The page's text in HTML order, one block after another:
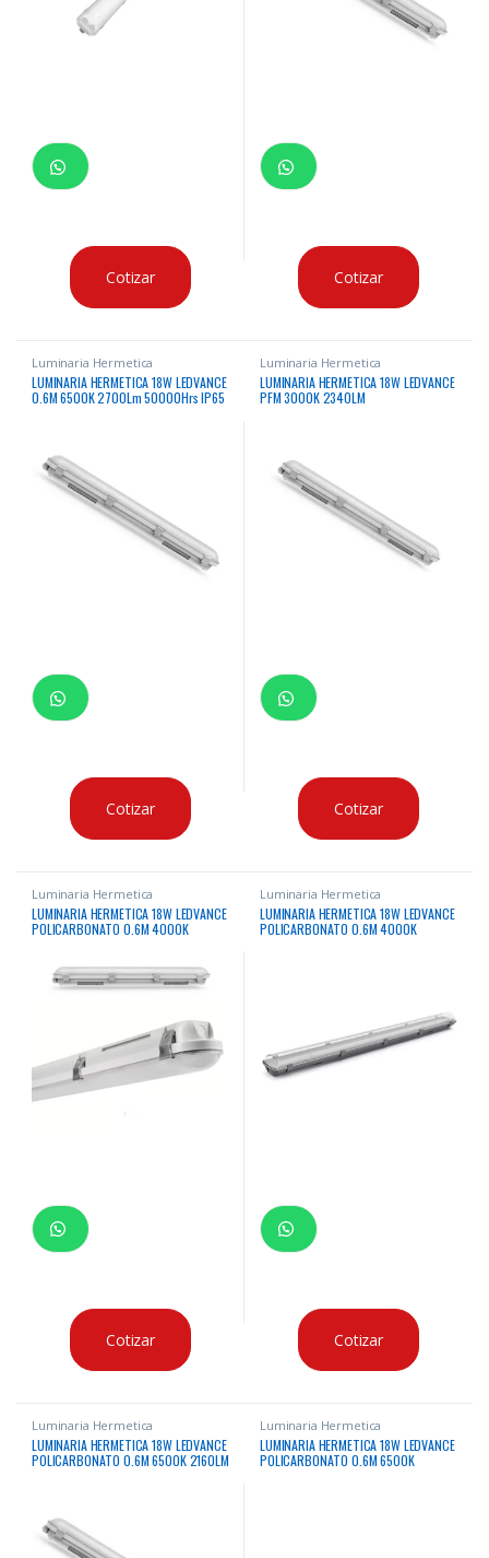
Cotizar Cotizar
Luminaria Hermetica
LUMINARIA HERMETICA 18W LEDVANCE
0.6M 6500K 2700Lm 50000Hrs IP65
Cotizar
Luminaria Hermetica
LUMINARIA HERMETICA 18W LEDVANCE
PFM 3000K 2340LM
Cotizar
Luminaria Hermetica
LUMINARIA HERMETICA 18W LEDVANCE
POLICARBONATO 0.6M 4000K
Cotizar
Luminaria Hermetica
LUMINARIA HERMETICA 18W LEDVANCE
POLICARBONATO 0.6M 4000K
Cotizar
Luminaria Hermetica
LUMINARIA HERMETICA 18W LEDVANCE
POLICARBONATO 0.6M 6500K 2160LM
Luminaria Hermetica
LUMINARIA HERMETICA 18W LEDVANCE
POLICARBONATO 0.6M 6500K